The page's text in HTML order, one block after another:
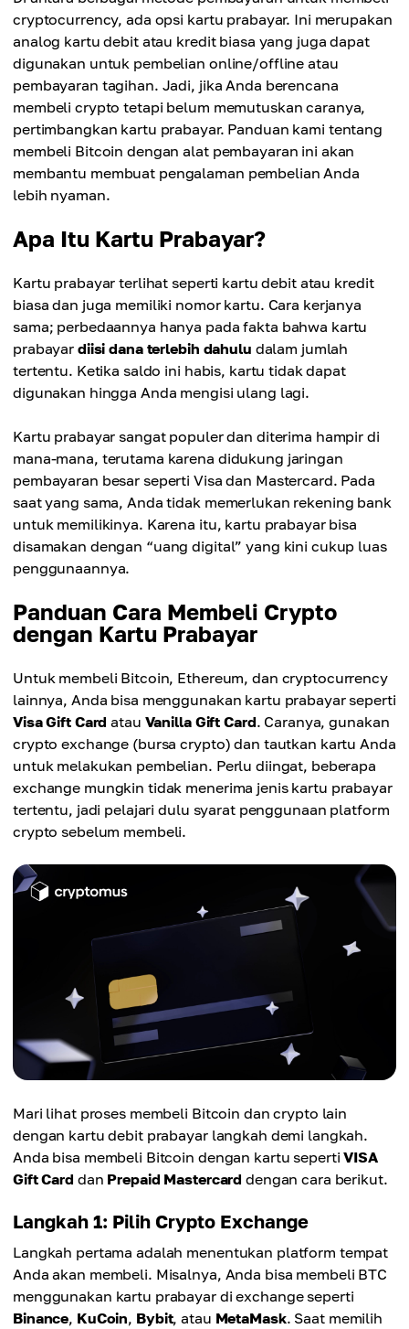
cryptocurrency, ada opsi kartu prabayar. Ini merupakan
analog kartu debit atau kredit biasa yang juga dapat
digunakan untuk pembelian online/offline atau
pembayaran tagihan. Jadi, jika Anda berencana
membeli crypto tetapi belum memutuskan caranya,
pertimbangkan kartu prabayar. Panduan kami tentang
membeli Bitcoin dengan alat pembayaran ini akan
membantu membuat pengalaman pembelian Anda
lebih nyaman.
Apa Itu Kartu Prabayar?
Kartu prabayar terlihat seperti kartu debit atau kredit
biasa dan juga memiliki nomor kartu. Cara kerjanya
sama; perbedaannya hanya pada fakta bahwa kartu
prabayar diisi dana terlebih dahulu dalam jumlah
tertentu. Ketika saldo ini habis, kartu tidak dapat
digunakan hingga Anda mengisi ulang lagi.
Kartu prabayar sangat populer dan diterima hampir di
mana-mana, terutama karena didukung jaringan
pembayaran besar seperti Visa dan Mastercard. Pada
saat yang sama, Anda tidak memerlukan rekening bank
untuk memilikinya. Karena itu, kartu prabayar bisa
disamakan dengan “uang digital” yang kini cukup luas
penggunaannya.
Panduan Cara Membeli Crypto
dengan Kartu Prabayar
Untuk membeli Bitcoin, Ethereum, dan cryptocurrency
lainnya, Anda bisa menggunakan kartu prabayar seperti
Visa Gift Card atau Vanilla Gift Card. Caranya, gunakan
crypto exchange (bursa crypto) dan tautkan kartu Anda
untuk melakukan pembelian. Perlu diingat, beberapa
exchange mungkin tidak menerima jenis kartu prabayar
tertentu, jadi pelajari dulu syarat penggunaan platform
crypto sebelum membeli.
Mari lihat proses membeli Bitcoin dan crypto lain
dengan kartu debit prabayar langkah demi langkah.
Anda bisa membeli Bitcoin dengan kartu sepertiVISA
Gift Card dan Prepaid Mastercard dengan cara berikut.
Langkah 1: Pilih Crypto Exchange
Langkah pertama adalah menentukan platform tempat
Anda akan membeli. Misalnya, Anda bisa membeli BTC
menggunakan kartu prabayar di exchange seperti
Binance, KuCoin, Bybit, atau MetaMask. Saat memilih